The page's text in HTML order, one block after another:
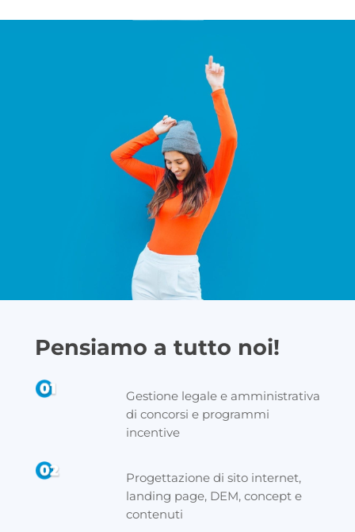
Pensiamo a tutto noi!
Gestione legale e amministrativa
di concorsi e programmi
incentive
Progettazione di sito internet,
landing page, DEM, concept e
contenuti